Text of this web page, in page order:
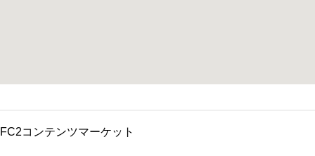
FC2コンテンツマーケット